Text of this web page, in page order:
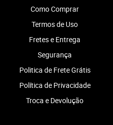
Como Comprar
Termos de Uso
Fretes e Entrega
Segurança
Politica de Frete Grátis
Política de Privacidade
Troca e Devolução